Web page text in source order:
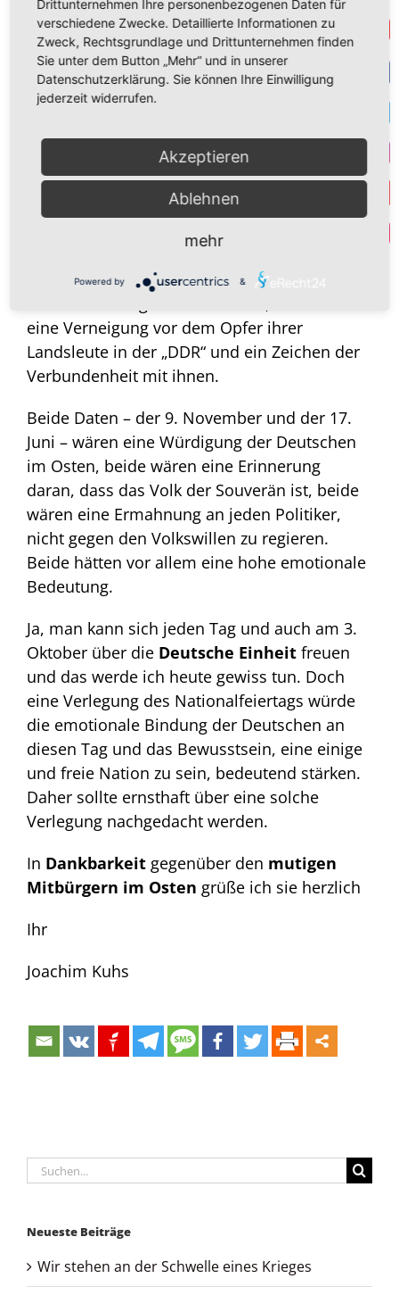
Freilich ist dieses Datum auch durch die
abscheulichen Judenpogrome im Jahr 1938
belastet. Als Alternative böte sich der 17. Juni
an, Tag des Volksaufstands in der „DDR“.
Auch an diesem Tag ging das Volk auf die
Straßen, um gegen die Ungerechtigkeit des
kommunistischen Regimes zu protestieren,
nur unter Zuhilfenahme der sowjetischen
Besatzungstruppen konnte die Regierung die
Bundesrepublik diesen Tag als
eine Verneigung vor dem Opfer ihrer
Landsleute in der „DDR“ und ein Zeichen der
Verbundenheit mit ihnen.
Beide Daten – der 9. November und der 17.
Juni – wären eine Würdigung der Deutschen
im Osten, beide wären eine Erinnerung
daran, dass das Volk der Souverän ist, beide
wären eine Ermahnung an jeden Politiker,
nicht gegen den Volkswillen zu regieren.
Beide hätten vor allem eine hohe emotionale
Bedeutung.
Ja, man kann sich jeden Tag und auch am 3.
Oktober über die Deutsche Einheit freuen
und das werde ich heute gewiss tun. Doch
eine Verlegung des Nationalfeiertags würde
die emotionale Bindung der Deutschen an
diesen Tag und das Bewusstsein, eine einige
und freie Nation zu sein, bedeutend stärken.
Daher sollte ernsthaft über eine solche
Verlegung nachgedacht werden.
In Dankbarkeit gegenüber den mutigen
Mitbürgern im Osten grüße ich sie herzlich
Ihr
Joachim Kuhs
Suche
nach:
Neueste Beiträge
Wir stehen an der Schwelle eines Krieges
Drittunternehmen Ihre personenbezogenen Daten für
verschiedene Zwecke. Detaillierte Informationen zu
Zweck, Rechtsgrundlage und Drittunternehmen finden
Sie unter dem Button „Mehr“ und in unserer
Datenschutzerklärung. Sie können Ihre Einwilligung
jederzeit widerrufen.
Akzeptieren
Ablehnen
mehr
Powered by &